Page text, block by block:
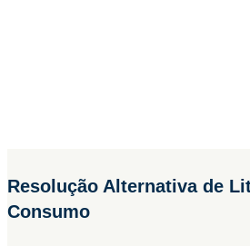
Resolução Alternativa de
Consumo